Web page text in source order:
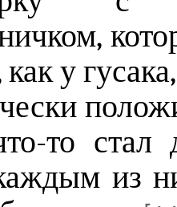
у
то стал
из